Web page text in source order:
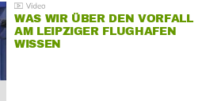
WAS WIR ÜBER DEN VORFALL
AM LEIPZIGER FLUGHAFEN
WISSEN